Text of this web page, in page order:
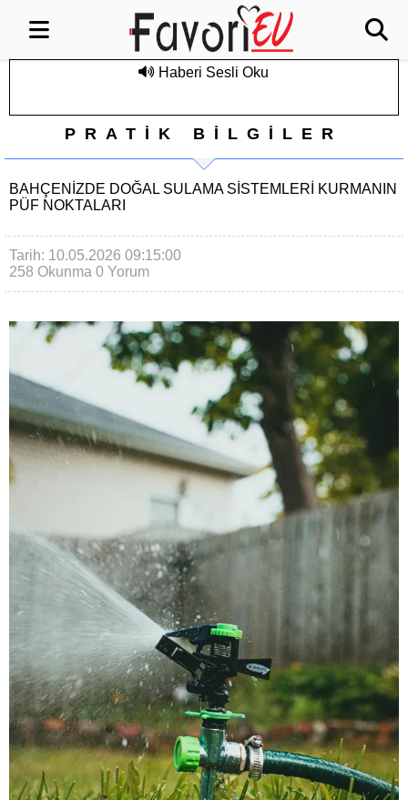
Haberi Sesli Oku
PRATİK BİLGİLER
BAHÇENIZDE DOĞAL SULAMA SISTEMLERI KURMANIN
PÜF NOKTALARI
Tarih: 10.05.2026 09:15:00
258 Okunma 0 Yorum